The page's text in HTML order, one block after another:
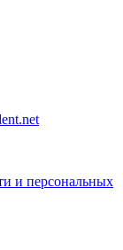
и персональных